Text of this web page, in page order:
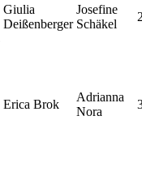
Giulia
Deißenberger
Josefine
Schäkel
Erica Brok
Adrianna
Nora